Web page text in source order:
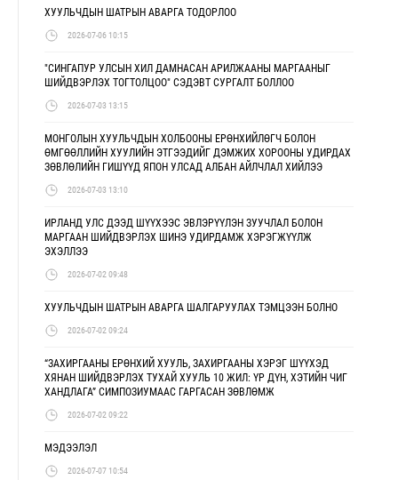
ХУУЛЬЧДЫН ШАТРЫН АВАРГА ТОДОРЛОО
2026-07-06 10:15
"СИНГАПУР УЛСЫН ХИЛ ДАМНАСАН АРИЛЖААНЫ МАРГААНЫГ
ШИЙДВЭРЛЭХ ТОГТОЛЦОО" СЭДЭВТ СУРГАЛТ БОЛЛОО
2026-07-03 13:15
МОНГОЛЫН ХУУЛЬЧДЫН ХОЛБООНЫ ЕРӨНХИЙЛӨГЧ БОЛОН
ӨМГӨӨЛЛИЙН ХУУЛИЙН ЭТГЭЭДИЙГ ДЭМЖИХ ХОРООНЫ УДИРДАХ
ЗӨВЛӨЛИЙН ГИШҮҮД ЯПОН УЛСАД АЛБАН АЙЛЧЛАЛ ХИЙЛЭЭ
2026-07-03 13:10
ИРЛАНД УЛС ДЭЭД ШҮҮХЭЭС ЭВЛЭРҮҮЛЭН ЗУУЧЛАЛ БОЛОН
МАРГААН ШИЙДВЭРЛЭХ ШИНЭ УДИРДАМЖ ХЭРЭГЖҮҮЛЖ
ЭХЭЛЛЭЭ
2026-07-02 09:48
ХУУЛЬЧДЫН ШАТРЫН АВАРГА ШАЛГАРУУЛАХ ТЭМЦЭЭН БОЛНО
2026-07-02 09:24
“ЗАХИРГААНЫ ЕРӨНХИЙ ХУУЛЬ, ЗАХИРГААНЫ ХЭРЭГ ШҮҮХЭД
ХЯНАН ШИЙДВЭРЛЭХ ТУХАЙ ХУУЛЬ 10 ЖИЛ: ҮР ДҮН, ХЭТИЙН ЧИГ
ХАНДЛАГА” СИМПОЗИУМААС ГАРГАСАН ЗӨВЛӨМЖ
2026-07-02 09:22
МЭДЭЭЛЭЛ
2026-07-07 10:54